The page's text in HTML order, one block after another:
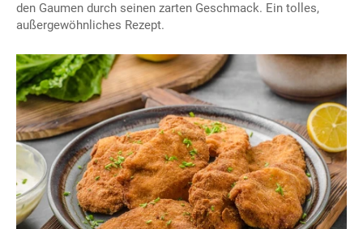
den Gaumen durch seinen zarten Geschmack. Ein tolles,
außergewöhnliches Rezept.